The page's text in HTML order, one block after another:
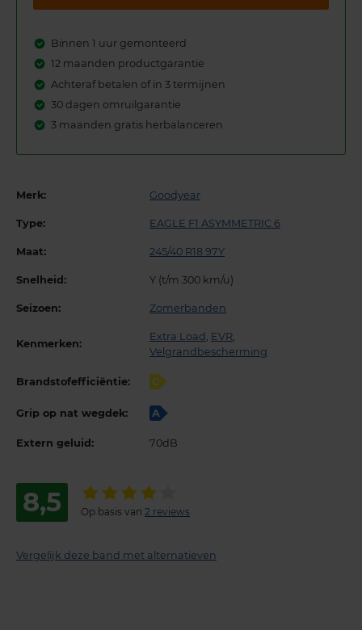
Binnen 1 uur gemonteerd
12 maanden productgarantie
Achteraf betalen of in 3 termijnen
30 dagen omruilgarantie
3 maanden gratis herbalanceren
Merk: Goodyear
Type: EAGLE F1 ASYMMETRIC 6
Maat: 245/40 R18 97Y
Snelheid: Y (t/m 300 km/u)
Seizoen: Zomerbanden
Kenmerken:
Extra Load EVR
Velgrandbescherming
Brandstofefficiëntie: C
Grip op nat wegdek: A
Extern geluid: 70dB
8,5 Op basis van 2 reviews
Vergelijk deze band met alternatieven